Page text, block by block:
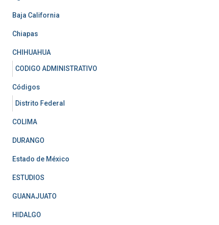
Baja California
Chiapas
CHIHUAHUA
CODIGO ADMINISTRATIVO
Códigos
Distrito Federal
COLIMA
DURANGO
Estado de México
ESTUDIOS
GUANAJUATO
HIDALGO